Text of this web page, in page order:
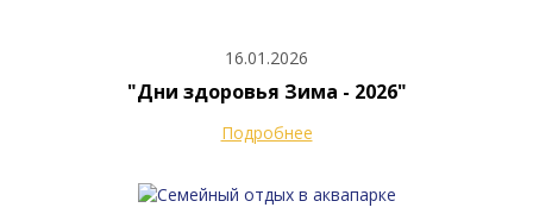
16.01.2026
"Дни здоровья Зима - 2026"
Подробнее